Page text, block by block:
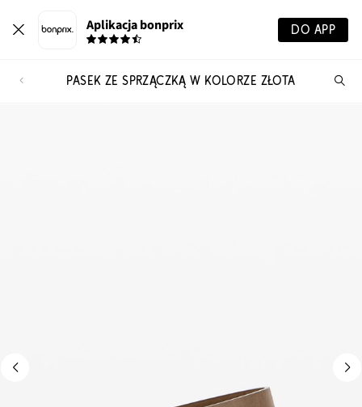
Aplikacja bonprix DO APP
PASEK ZE SPRZĄCZKĄ W KOLORZE ZŁOTA